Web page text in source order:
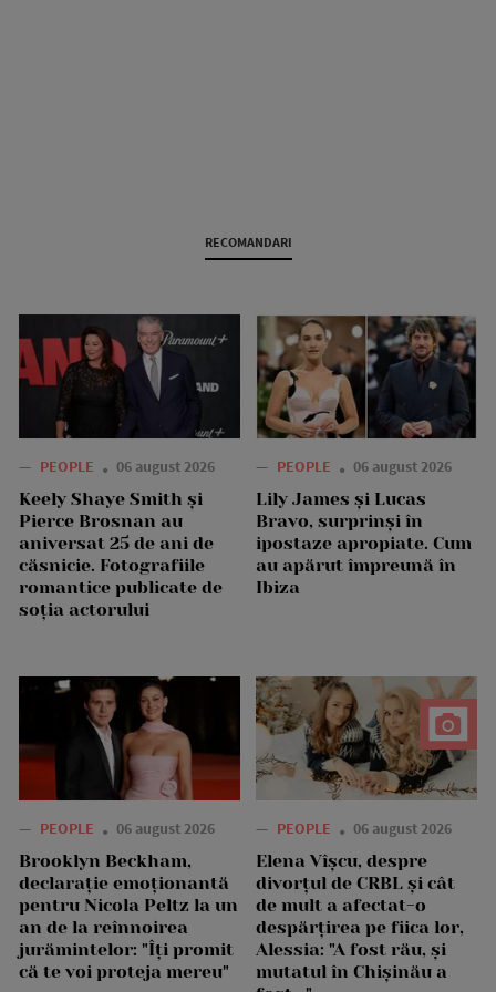
RECOMANDARI
— PEOPLE 06 august 2026
Keely Shaye Smith și
Pierce Brosnan au
aniversat 25 de ani de
căsnicie. Fotografiile
romantice publicate de
soția actorului
— PEOPLE 06 august 2026
Lily James și Lucas
Bravo, surprinși în
ipostaze apropiate. Cum
au apărut împreună în
Ibiza
— PEOPLE 06 august 2026
Brooklyn Beckham,
declarație emoționantă
pentru Nicola Peltz la un
an de la reînnoirea
jurămintelor: "Îți promit
că te voi proteja mereu"
— PEOPLE 06 august 2026
Elena Vîșcu, despre
divorțul de CRBL și cât
de mult a afectat-o
despărțirea pe fiica lor,
Alessia: "A fost rău, și
mutatul în Chișinău a